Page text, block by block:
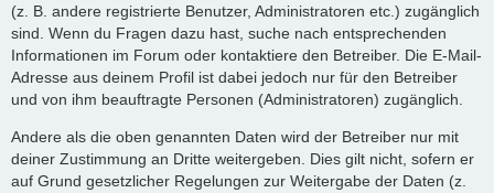
(z. B. andere registrierte Benutzer, Administratoren etc.) zugänglich
sind. Wenn du Fragen dazu hast, suche nach entsprechenden
Informationen im Forum oder kontaktiere den Betreiber. Die E-Mail-
Adresse aus deinem Profil ist dabei jedoch nur für den Betreiber
und von ihm beauftragte Personen (Administratoren) zugänglich.
Andere als die oben genannten Daten wird der Betreiber nur mit
deiner Zustimmung an Dritte weitergeben. Dies gilt nicht, sofern er
auf Grund gesetzlicher Regelungen zur Weitergabe der Daten (z.